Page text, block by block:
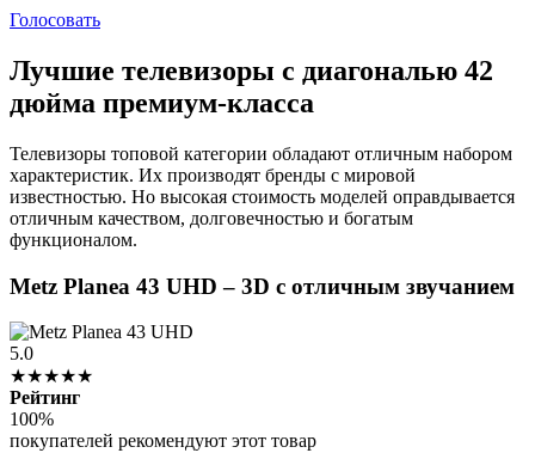
Голосовать
Лучшие телевизоры с диагональю 42
дюйма премиум-класса
Телевизоры топовой категории обладают отличным набором
характеристик. Их производят бренды с мировой
известностью. Но высокая стоимость моделей оправдывается
отличным качеством, долговечностью и богатым
функционалом.
Metz Planea 43 UHD – 3D с отличным звучанием
5.0
★★★★★
Рейтинг
100%
покупателей рекомендуют этот товар